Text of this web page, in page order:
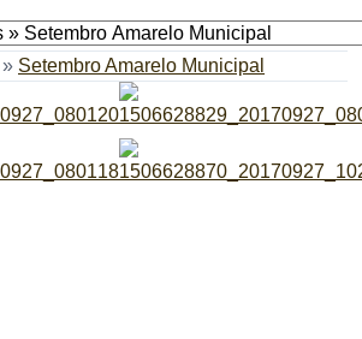
» Setembro Amarelo Municipal